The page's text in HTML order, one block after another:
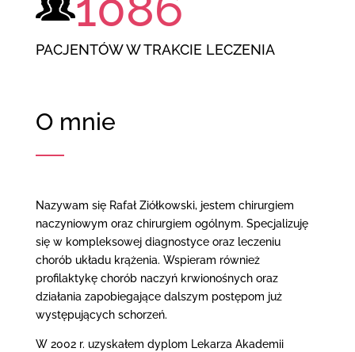
PACJENTÓW W TRAKCIE LECZENIA
O mnie
Nazywam się Rafał Ziółkowski, jestem chirurgiem
naczyniowym oraz chirurgiem ogólnym. Specjalizuję
się w kompleksowej diagnostyce oraz leczeniu
chorób układu krążenia. Wspieram również
profilaktykę chorób naczyń krwionośnych oraz
działania zapobiegające dalszym postępom już
występujących schorzeń.
W 2002 r. uzyskałem dyplom Lekarza Akademii